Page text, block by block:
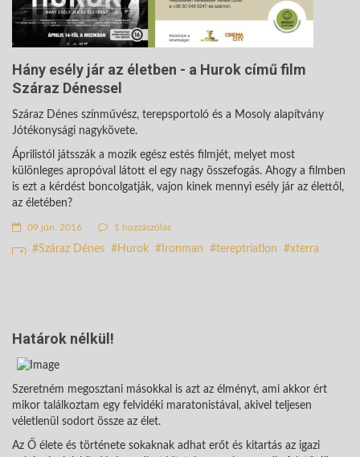
Hány esély jár az életben - a Hurok című film
Száraz Dénessel
Száraz Dénes színművész, terepsportoló és a Mosoly alapítvány
Jótékonysági nagykövete.
Áprilistól játsszák a mozik egész estés filmjét, melyet most
különleges apropóval látott el egy nagy összefogás. Ahogy a filmben
is ezt a kérdést boncolgatják, vajon kinek mennyi esély jár az élettől,
az életében?
09 jún. 2016 1 hozzászólás
Száraz Dénes Hurok Ironman tereptriatlon xterra
Határok nélkül!
Szeretném megosztani másokkal is azt az élményt, ami akkor ért
mikor találkoztam egy felvidéki maratonistával, akivel teljesen
véletlenül sodort össze az élet.
Az Ő élete és története sokaknak adhat erőt és kitartás az igazi